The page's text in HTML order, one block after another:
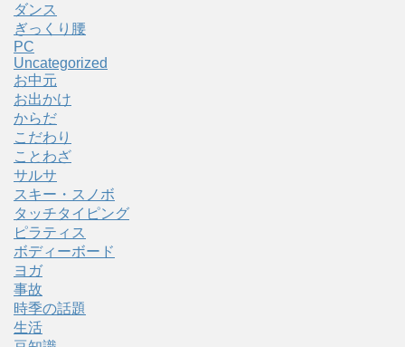
ダンス
ぎっくり腰
PC
Uncategorized
お中元
お出かけ
からだ
こだわり
ことわざ
サルサ
スキー・スノボ
タッチタイピング
ピラティス
ボディーボード
ヨガ
事故
時季の話題
生活